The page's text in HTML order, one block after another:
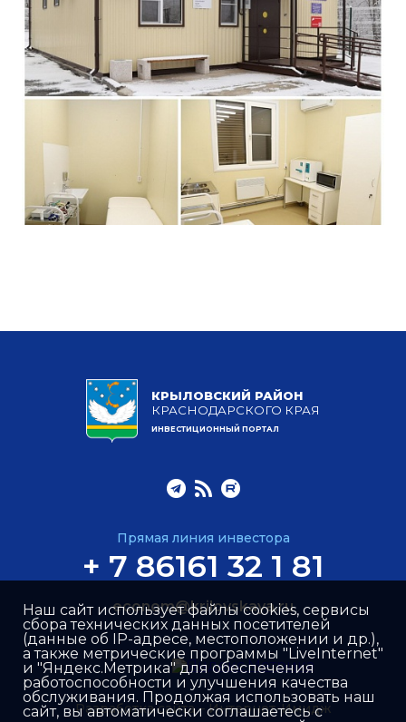
КРЫЛОВСКИЙ РАЙОН
КРАСНОДАРСКОГО КРАЯ
ИНВЕСТИЦИОННЫЙ ПОРТАЛ
Прямая линия инвестора
+ 7 86161 32 1 81
econom@krilovskaya.ru
Разработка сайта –Интернет-Имидж
Наш сайт использует файлы cookies, сервисы
сбора технических данных посетителей
(данные об IP-адресе, местоположении и др.),
а также метрические программы "LiveInternet"
и "Яндекс.Метрика" для обеспечения
работоспособности и улучшения качества
обслуживания. Продолжая использовать наш
сайт, вы автоматически соглашаетесь с